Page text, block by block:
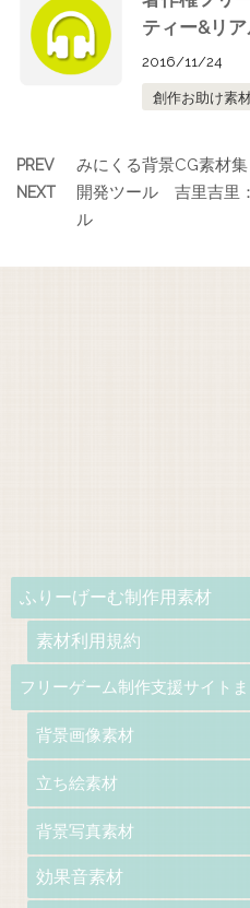
ティー&リ
2016/11/24
創作お助け素
PREV みにくる背景CG素材
NEXT
開発ツール 吉里吉里
ル
ふりーげーむ制作用素材
素材利用規約
フリーゲーム制作支援サイト
背景画像素材
立ち絵素材
背景写真素材
効果音素材